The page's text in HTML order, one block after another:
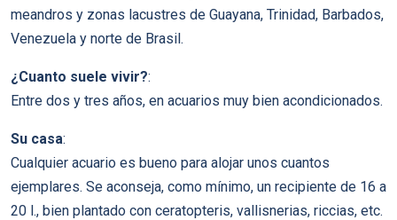
meandros y zonas lacustres de Guayana, Trinidad, Barbados,
Venezuela y norte de Brasil.
¿Cuanto suele vivir?:
Entre dos y tres años, en acuarios muy bien acondicionados.
Su casa:
Cualquier acuario es bueno para alojar unos cuantos
ejemplares. Se aconseja, como mínimo, un recipiente de 16 a
20 l., bien plantado con ceratopteris, vallisnerias, riccias, etc.